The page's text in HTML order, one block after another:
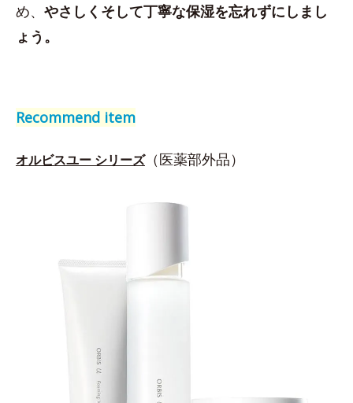
め、 やさしくそして丁寧な保湿を忘れずにしまし
ょう。
Recommend item
オルビスユー シリーズ（医薬部外品）